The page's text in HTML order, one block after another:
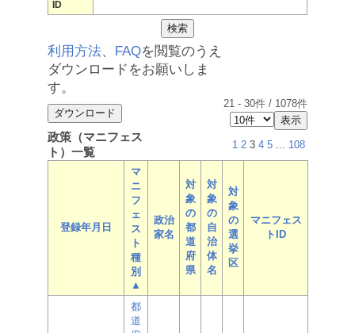
ID
利用方法、 FAQを閲覧のうえ
ダウンロードをお願いしま
す。
21 - 30件 / 1078件
政策（マニフェス
ト）一覧
1 2 3 4 5 ... 108
登録年月日
マ
ニ
フ
ェ
ス
ト
種
別
▲
政治
家名
対
象
の
都
道
府
県
対
象
の
自
治
体
名
対
象
の
選
挙
区
マニフェス
トID
都
道